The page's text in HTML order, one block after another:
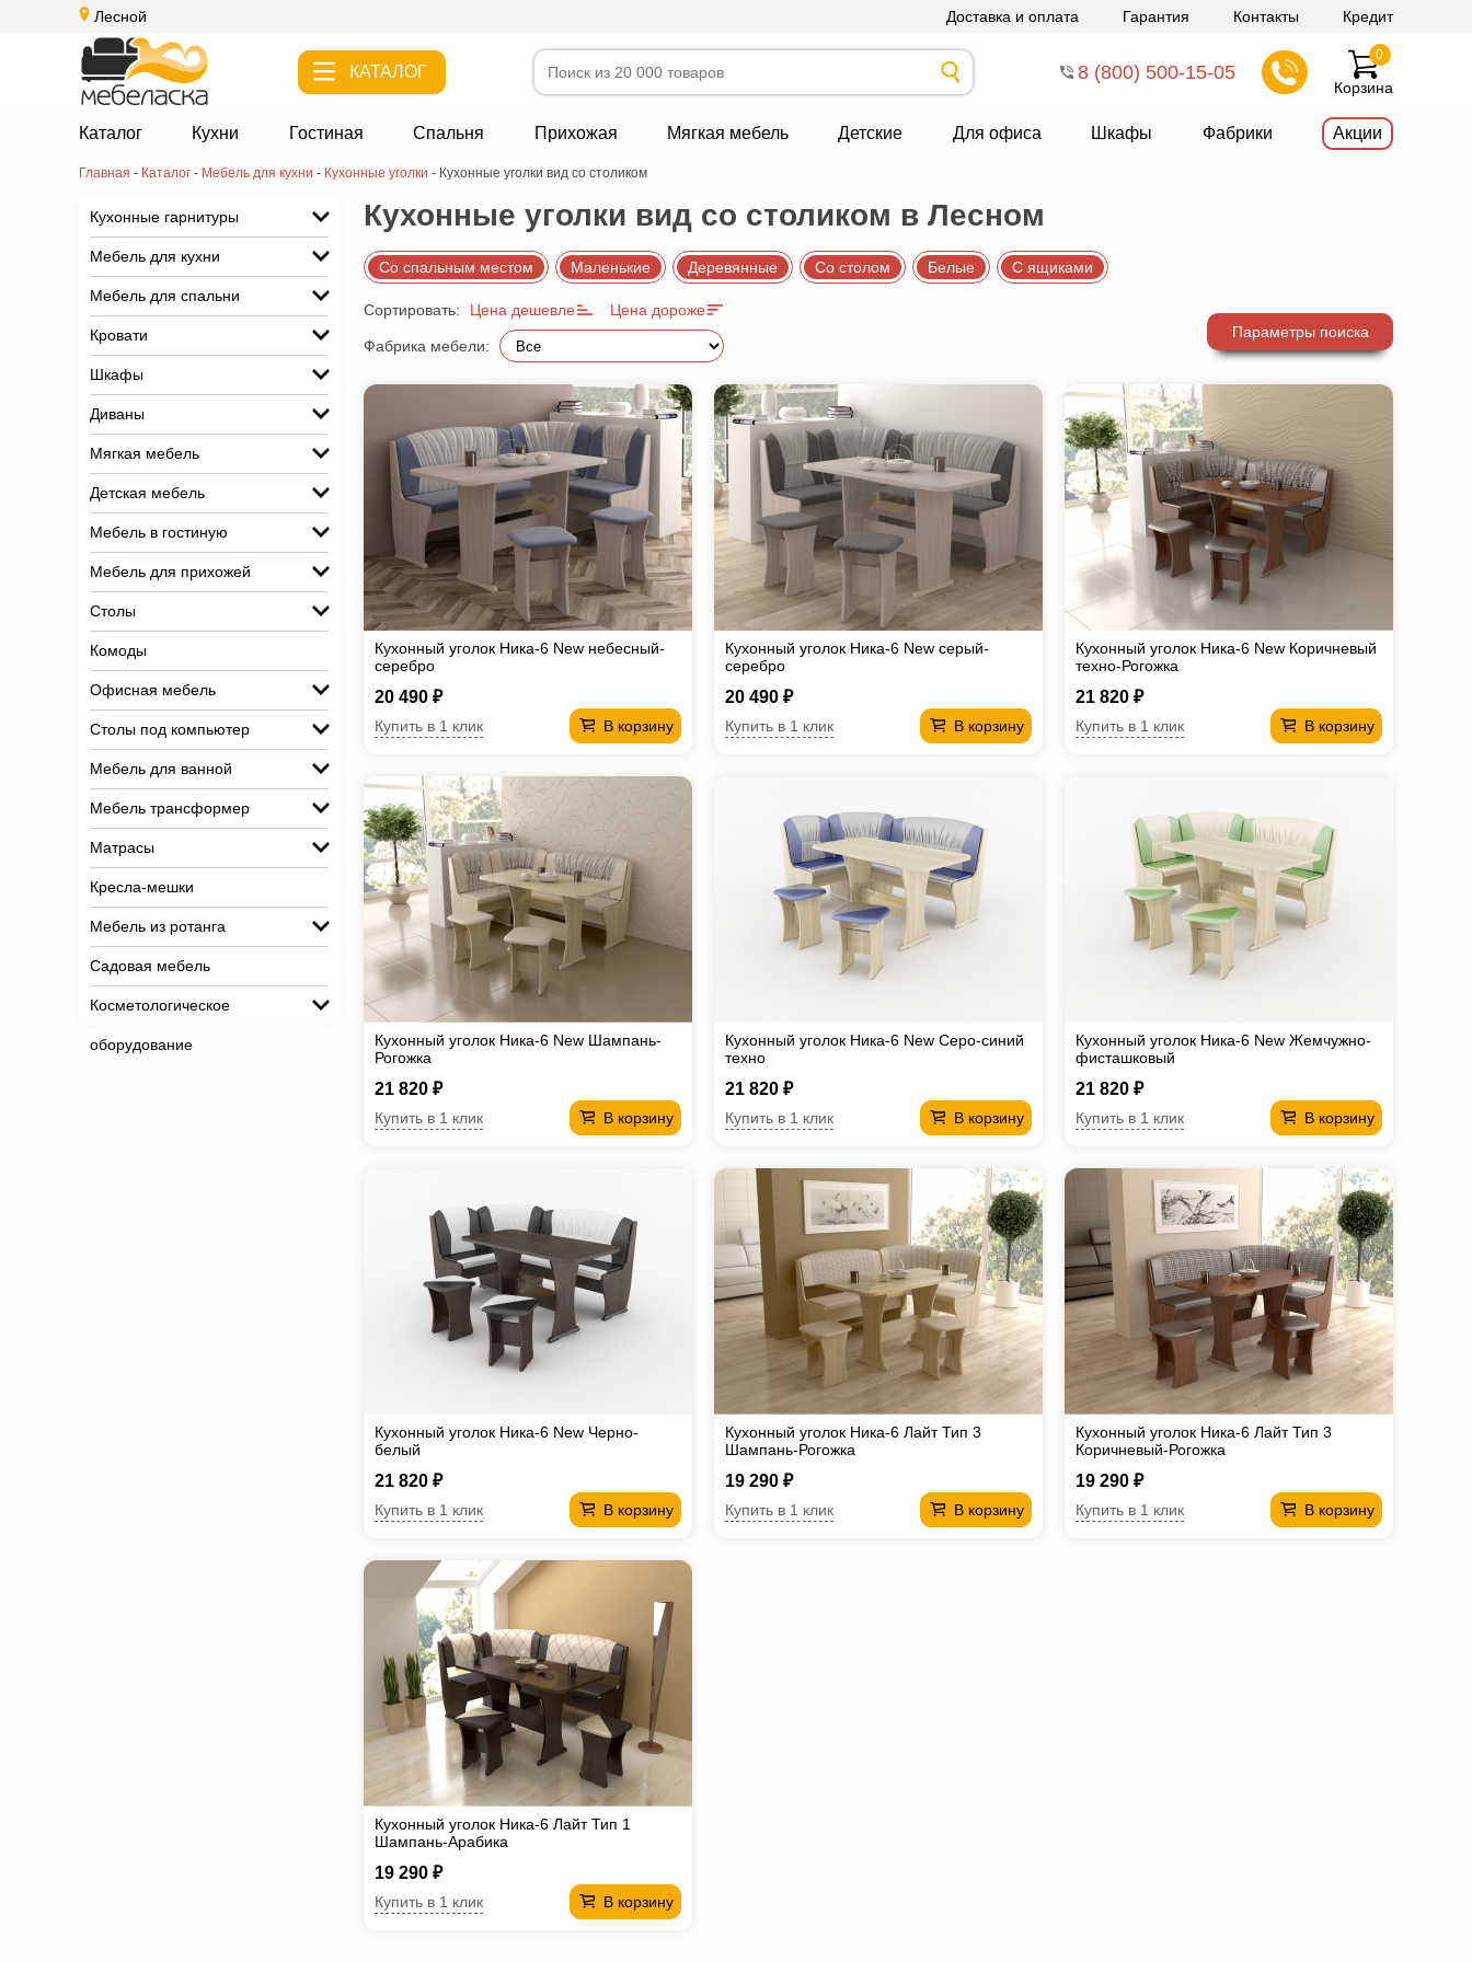
Лесной Доставка и оплата Гарантия Контакты Кредит
КАТАЛОГ 8 (800) 500-15-05
Корзина
0
Каталог Кухни Гостиная Спальня Прихожая Мягкая мебель Детские Для офиса Шкафы Фабрики Акции
Главная - Каталог - Мебель для кухни - Кухонные уголки - Кухонные уголки вид со столиком
Кухонные гарнитуры
Мебель для кухни
Мебель для спальни
Кровати
Шкафы
Диваны
Мягкая мебель
Детская мебель
Мебель в гостиную
Мебель для прихожей
Столы
Комоды
Офисная мебель
Столы под компьютер
Мебель для ванной
Мебель трансформер
Матрасы
Кресла-мешки
Мебель из ротанга
Садовая мебель
Косметологическое
оборудование
Кухонные уголки вид со столиком в Лесном
Со спальным местом Маленькие Деревянные Со столом Белые С ящиками
Сортировать: Цена дешевле Цена дороже
Фабрика мебели:
Параметры поиска
Кухонный уголок Ника-6 New небесный-
серебро
20 490 ₽
В корзину
Купить в 1 клик
Кухонный уголок Ника-6 New серый-
серебро
20 490 ₽
В корзину
Купить в 1 клик
Кухонный уголок Ника-6 New Коричневый
техно-Рогожка
21 820 ₽
В корзину
Купить в 1 клик
Кухонный уголок Ника-6 New Шампань-
Рогожка
21 820 ₽
В корзину
Купить в 1 клик
Кухонный уголок Ника-6 New Серо-синий
техно
21 820 ₽
В корзину
Купить в 1 клик
Кухонный уголок Ника-6 New Жемчужно-
фисташковый
21 820 ₽
В корзину
Купить в 1 клик
Кухонный уголок Ника-6 New Черно-
белый
21 820 ₽
В корзину
Купить в 1 клик
Кухонный уголок Ника-6 Лайт Тип 3
Шампань-Рогожка
19 290 ₽
В корзину
Купить в 1 клик
Кухонный уголок Ника-6 Лайт Тип 3
Коричневый-Рогожка
19 290 ₽
В корзину
Купить в 1 клик
Кухонный уголок Ника-6 Лайт Тип 1
Шампань-Арабика
19 290 ₽
В корзину
Купить в 1 клик